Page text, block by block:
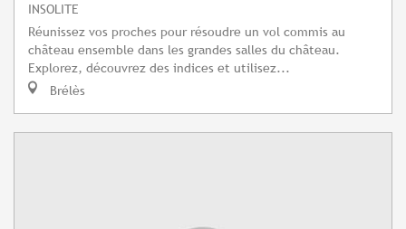
INSOLITE
Réunissez vos proches pour résoudre un vol commis au
château ensemble dans les grandes salles du château.
Explorez, découvrez des indices et utilisez...
Brélès